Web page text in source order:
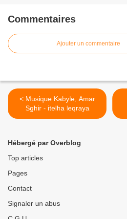
Commentaires
Ajouter un commentaire
< Musique Kabyle, Amar
Sghir - itelha leqraya
Hébergé par Overblog
Top articles
Pages
Contact
Signaler un abus